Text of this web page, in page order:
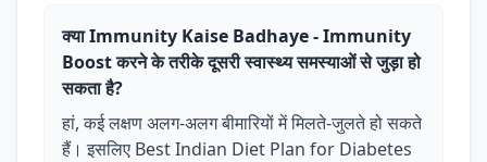
क्या Immunity Kaise Badhaye - Immunity
Boost करने के तरीके दूसरी स्वास्थ्य समस्याओं से जुड़ा हो
सकता है?
हां, कई लक्षण अलग-अलग बीमारियों में मिलते-जुलते हो सकते
हैं। इसलिए Best Indian Diet Plan for Diabetes